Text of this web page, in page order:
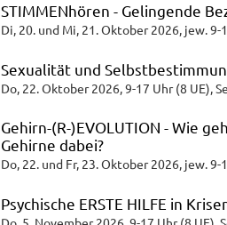
STIMMENhören - Gelingende
Di, 20. und Mi, 21. Oktober 2026, jew. 9-
Sexualität und
Do, 22. Oktober 2026, 9-17 Uhr (8 UE),
Gehirn-(R-)EVOLUTION - Wie
Gehirne dabei?
Do, 22. und Fr, 23. Oktober 2026, jew. 9-
Psychische ERSTE HILFE in